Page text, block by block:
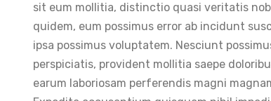
sit eum mollitia, distinctio quasi veritatis
quidem, eum possimus error ab incidunt
ipsa possimus voluptatem. Nesciunt
perspiciatis, provident mollitia saepe
earum laboriosam perferendis magni